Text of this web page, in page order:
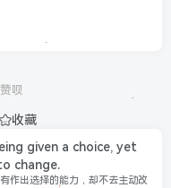
呗
收藏
given a choice, yet
change.
作出选择的能力，却不去主动改